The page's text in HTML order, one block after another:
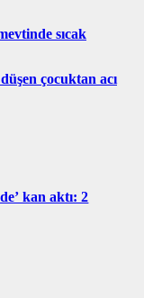
sıcak
çocuktan acı
kan aktı: 2